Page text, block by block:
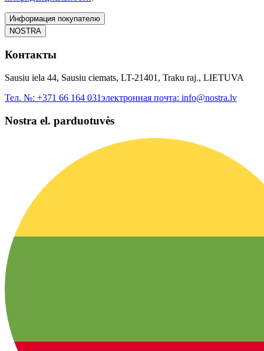
Информация покупателю
NOSTRA
Контакты
Sausiu iela 44, Sausiu ciemats, LT-21401, Traku raj., LIETUVA
Тел. №: +371 66 164 031электронная почта: info@nostra.lv
Nostra el. parduotuvės